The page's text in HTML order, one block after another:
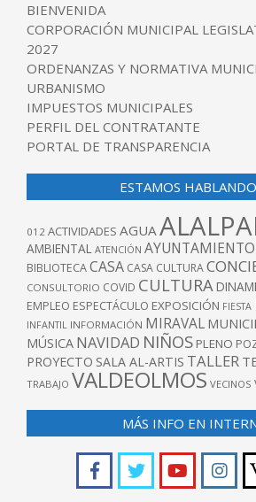
BIENVENIDA
CORPORACIÓN MUNICIPAL
2027
ORDENANZAS Y NORMATIVA
URBANISMO
IMPUESTOS MUNICIPALES
PERFIL DEL CONTRATANTE
PORTAL DE TRANSPARENCIA
ESTAMOS
012 ACTIVIDADES AGUA
AMBIENTAL ATENCIÓN AYUNTAMIENTO
BIBLIOTECACASA CASA CULTURA
CONSULTORIO COVID CULTURA
EMPLEO ESPECTÁCULO EXPOSICIÓN FIESTA
INFANTIL INFORMACIÓN MIRAVAL
MÚSICA NAVIDAD NIÑOS PLENO
PROYECTO SALA AL-ARTIS TALLER
TRABAJO VALDEOLMOS VECINOS
MÁS INFO EN